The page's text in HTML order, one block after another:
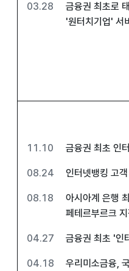
03.28
금융권 최초로
'원터치기업' 서
11.10 금융권 최초 인
08.24 인터넷뱅킹 고
08.18
아시아계 은행
페테르부르크
04.27 금융권 최초 '인
04.18
우리미소금융,